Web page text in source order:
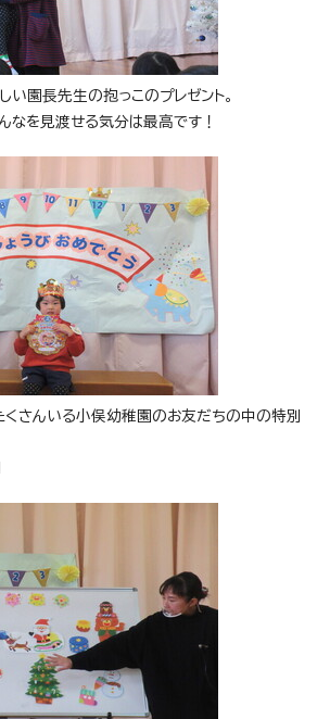
い園長先生の抱っこのプレゼント。
なを見渡せる気分は最高です！
くさんいる小俣幼稚園のお友だちの中の特別